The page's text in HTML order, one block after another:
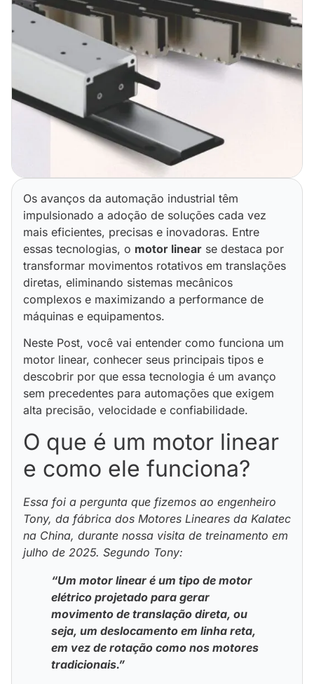
Os avanços da automação industrial têm
impulsionado a adoção de soluções cada vez
mais eficientes, precisas e inovadoras. Entre
essas tecnologias, o motor linear se destaca por
transformar movimentos rotativos em translações
diretas, eliminando sistemas mecânicos
complexos e maximizando a performance de
máquinas e equipamentos.
Neste Post, você vai entender como funciona um
motor linear, conhecer seus principais tipos e
descobrir por que essa tecnologia é um avanço
sem precedentes para automações que exigem
alta precisão, velocidade e confiabilidade.
O que é um motor linear
e como ele funciona?
Essa foi a pergunta que fizemos ao engenheiro
Tony, da fábrica dos Motores Lineares da Kalatec
na China, durante nossa visita de treinamento em
julho de 2025. Segundo Tony:
“Um motor linear é um tipo de motor
elétrico projetado para gerar
movimento de translação direta, ou
seja, um deslocamento em linha reta,
em vez de rotação como nos motores
tradicionais.”